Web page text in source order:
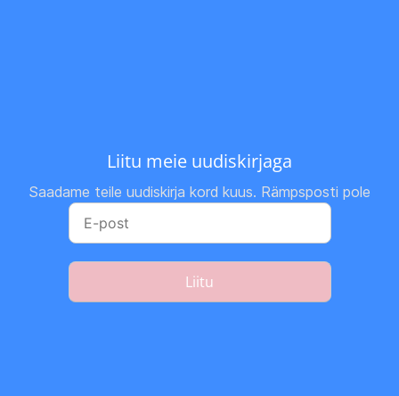
Liitu meie uudiskirjaga
Saadame teile uudiskirja kord kuus. Rämpsposti pole
Liitu